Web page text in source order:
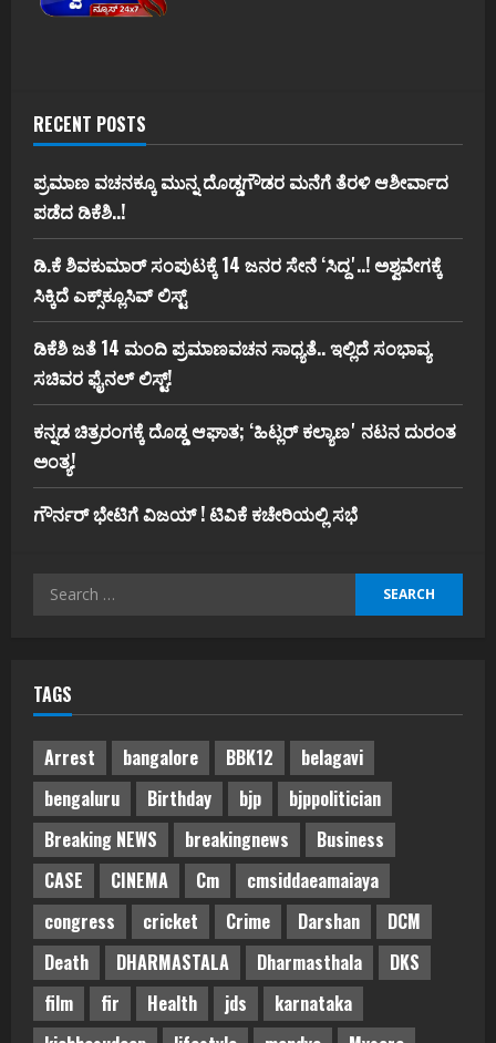
RECENT POSTS
ಪ್ರಮಾಣ ವಚನಕ್ಕೂ ಮುನ್ನ ದೊಡ್ಡಗೌಡರ ಮನೆಗೆ ತೆರಳಿ ಆಶೀರ್ವಾದ
ಪಡೆದ ಡಿಕೆಶಿ..!
ಡಿ.ಕೆ ಶಿವಕುಮಾರ್‌ ಸಂಪುಟಕ್ಕೆ 14 ಜನರ ಸೇನೆ ʻಸಿದ್ದʼ..! ಅಶ್ವವೇಗಕ್ಕೆ
ಸಿಕ್ಕಿದೆ ಎಕ್ಸ್‌ಕ್ಲೂಸಿವ್‌ ಲಿಸ್ಟ್‌
ಡಿಕೆಶಿ ಜತೆ 14 ಮಂದಿ ಪ್ರಮಾಣವಚನ ಸಾಧ್ಯತೆ.. ಇಲ್ಲಿದೆ ಸಂಭಾವ್ಯ
ಸಚಿವರ ಫೈನಲ್ ಲಿಸ್ಟ್‌!
ಕನ್ನಡ ಚಿತ್ರರಂಗಕ್ಕೆ ದೊಡ್ಡ ಆಘಾತ; ʻಹಿಟ್ಲರ್ ಕಲ್ಯಾಣʼ ನಟನ ದುರಂತ
ಅಂತ್ಯ!
ಗೌರ್ನರ್‌ ಭೇಟಿಗೆ ವಿಜಯ್‌ ! ಟಿವಿಕೆ ಕಚೇರಿಯಲ್ಲಿ ಸಭೆ
Search
TAGS
Arrest bangalore BBK12
belagavi
bengaluru
Birthday bjp
bjppolitician
Breaking NEWS
breakingnews
Business
CASE
CINEMA Cm
cmsiddaeamaiaya
congress
cricket Crime Darshan
DCM
Death
DHARMASTALA Dharmasthala
DKS
film
fir Health jds
karnataka